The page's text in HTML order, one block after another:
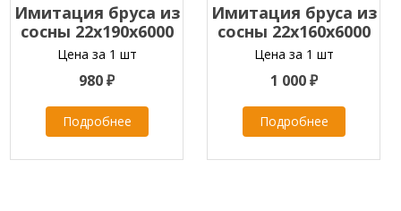
Имитация бруса из
сосны 22x190x6000
мм
Цена за 1 шт
980 ₽
Подробнее
Имитация бруса из
сосны 22x160x6000
мм
Цена за 1 шт
1 000 ₽
Подробнее